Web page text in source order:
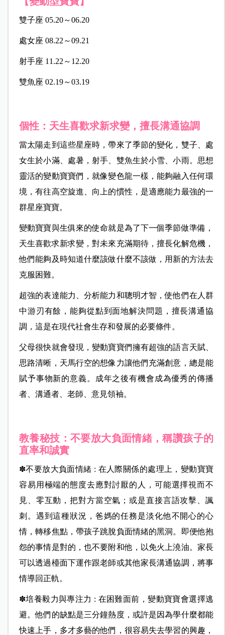
雙子座 05.20～06.20
處女座 08.22～09.21
射手座 11.22～12.20
雙魚座 02.19～03.19
個性：天生喜歡求新求變，擅長溝通協調
當太陽走到這些星座時，帶來了季節的變化，雙子、處
女生於小滿、處暑，射手、雙魚生於小雪、小雨。思想
靈活的變動寶寶們，就像變色龍一樣，能夠融入任何環
境，有往高空旋進、向上的慣性，是適應能力最強的一
群星座寶寶。
變動寶寶與生俱來的使命就是為了下一個季節做準備，
天生喜歡求新求變，對未來充滿期待，擅長化解危機，
他們能夠及時知道什麼該做什麼不該做，用新的方法去
克服困難。
超強的表達能力、分析能力和聰明才智，使他們在人群
中游刃有餘，能夠從點到面地解決問題，擅長溝通協
調，這是在現代社會生存和發展的必要條件。
父母很快就會發現，變動寶寶們擁有超強的語言天賦、
思路清晰，天馬行空的想像力讓他們充滿創意，總是能
賦予事物新的意義。成年之後有機會成為優秀的傳播
者、溝通者、老師、意見領袖。
教養秘技：不要放大負面情緒，稱讚孩子的
直率和誠實
✽不要放大負面情緒 : 在人際關係的處理上，變動寶寶
容易用極端的態度去應對討厭的人，可能選擇視而不
見、零互動，把對方當空氣；或是直接言語攻擊、諷
刺。遇到這種狀況，爸媽的任務是淡化他不開心的心
情，轉移焦點，帶孩子跳脫負面情緒的黑洞。即便他抱
怨的事情是對的，也不要附和他，以免火上澆油。家長
可以透過檯面下運作跟老師或其他家長溝通協調，將事
情導回正軌。
✽培養毅力與專注力 : 在困難面前，變動寶寶會選擇逃
避。他們的缺點是三分鐘熱度，或許是因為學什麼都能
快速上手，多才多藝的他們，很容易失去學習的興趣，